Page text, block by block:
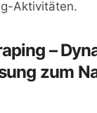
Aktivitäten.
–
zum